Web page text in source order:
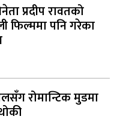
प्रदीप रावतको
फिल्ममा पनि गरेका
रोमान्टिक मुडमा